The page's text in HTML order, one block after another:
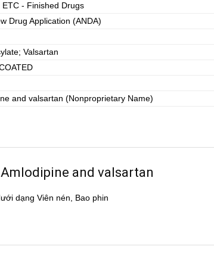
- Finished Drugs
Drug Application (ANDA)
Valsartan
and valsartan (Nonproprietary Name)
and valsartan
dạng Viên nén, Bao phin